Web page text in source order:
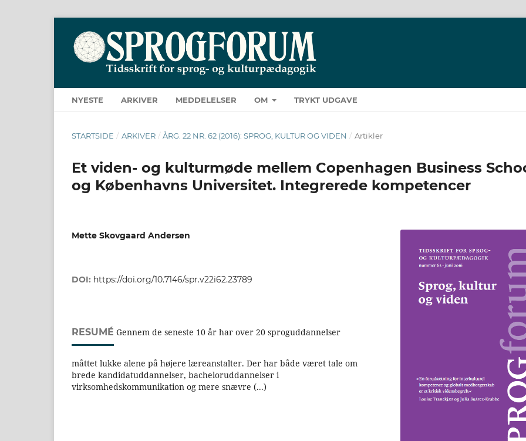
NYESTE ARKIVER MEDDELELSER OM TRYKT UDGAVE
STARTSIDE / ARKIVER / ÅRG. 22 NR. 62 (2016): SPROG, KULTUR OG VIDEN / Artikler
Et viden- og kulturmøde mellem Copenhagen Business
og Københavns Universitet. Integrerede kompetencer
Mette Skovgaard Andersen
DOI: https://doi.org/10.7146/spr.v22i62.23789
RESUMÉ Gennem de seneste 10 år har over 20 sproguddannelser
måttet lukke alene på højere læreanstalter. Der har både været tale om
brede kandidatuddannelser, bacheloruddannelser i
virksomhedskommunikation og mere snævre (...)